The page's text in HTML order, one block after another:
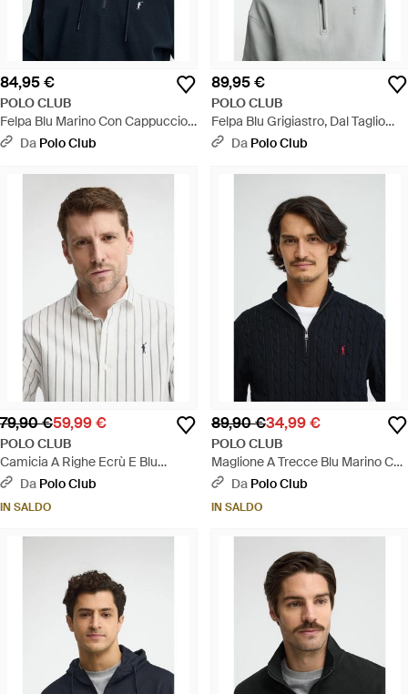
84,95 €
POLO CLUB
Felpa Blu Marino Con Cappuccio
E Cerniera Con Ricamo Rigby Go
Da Polo Club
89,95 €
POLO CLUB
Felpa Blu Grigiastro, Dal Taglio
Ampio Con Collo Con Cerniera E
Da Polo Club
79,90 €59,99 €
POLO CLUB
Camicia A Righe Ecrù E Blu
Marino Con Collo Italiano, Regular
Da Polo Club
IN SALDO
89,90 €34,99 €
POLO CLUB
Maglione A Trecce Blu Marino Con
Collo A Cerniera E Logo Rigby Go
Da Polo Club
IN SALDO